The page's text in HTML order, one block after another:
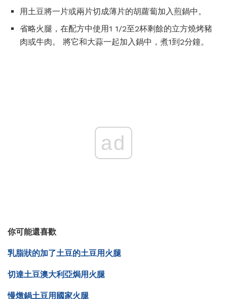
用土豆將一片或兩片切成薄片的胡蘿蔔加入煎鍋中。
省略火腿，在配方中使用1 1/2至2杯剩餘的立方燒烤豬
肉或牛肉。 將它和大蒜一起加入鍋中，煮1到2分鐘。
ad
你可能還喜歡
乳脂狀的加了土豆的土豆用火腿
切達土豆澳大利亞焗用火腿
慢燉鍋土豆用國家火腿